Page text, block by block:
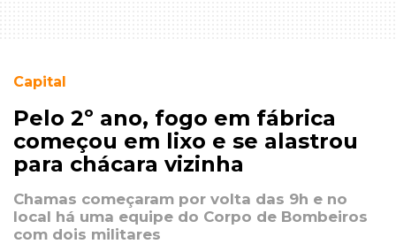
Capital
Pelo 2º ano, fogo em fábrica
começou em lixo e se alastrou
para chácara vizinha
Chamas começaram por volta das 9h e no
local há uma equipe do Corpo de Bombeiros
com dois militares